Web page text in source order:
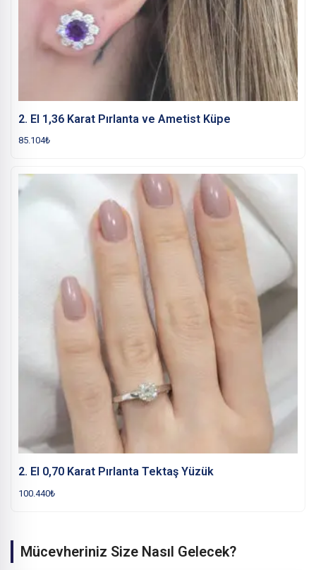
2. El 1,36 Karat Pırlanta ve Ametist Küpe
85.104₺
2. El 0,70 Karat Pırlanta Tektaş Yüzük
100.440₺
Mücevheriniz Size Nasıl Gelecek?